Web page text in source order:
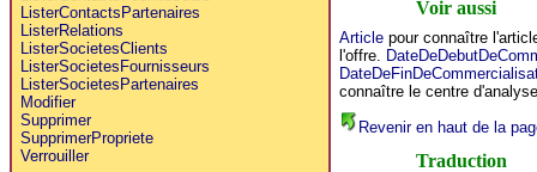
ListerContactsPartenaires
ListerRelations
ListerSocietesClients
ListerSocietesFournisseurs
ListerSocietesPartenaires
Modifier
Supprimer
SupprimerPropriete
Verrouiller
Voir aussi
Articlepour connaître
l'offre.
connaître le centre
Revenir en haut de la
Traduction